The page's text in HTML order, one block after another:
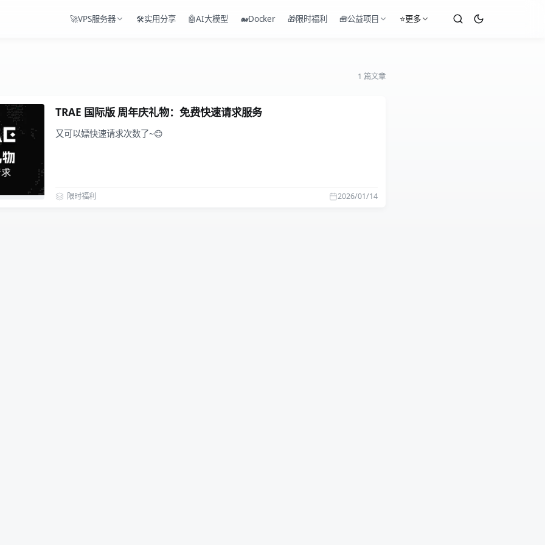
🚀VPS服务器 🛠️实用分享 🤖AI大模型 🐋Docker 🎁限时福利 🧰公益项目 ⭐更多
1 篇文章
TRAE 国际版 周年庆礼物：免费快速请求服务
又可以嫖快速请求次数了~😊
2026/01/14
限时福利